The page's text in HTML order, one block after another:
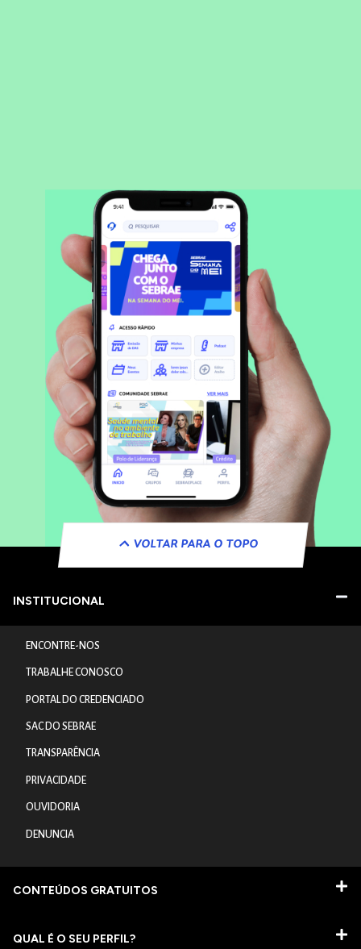
VOLTAR PARA O TOPO
INSTITUCIONAL
ENCONTRE-NOS
TRABALHE CONOSCO
PORTAL DO CREDENCIADO
SAC DO SEBRAE
TRANSPARÊNCIA
PRIVACIDADE
OUVIDORIA
DENUNCIA
CONTEÚDOS GRATUITOS
QUAL É O SEU PERFIL?